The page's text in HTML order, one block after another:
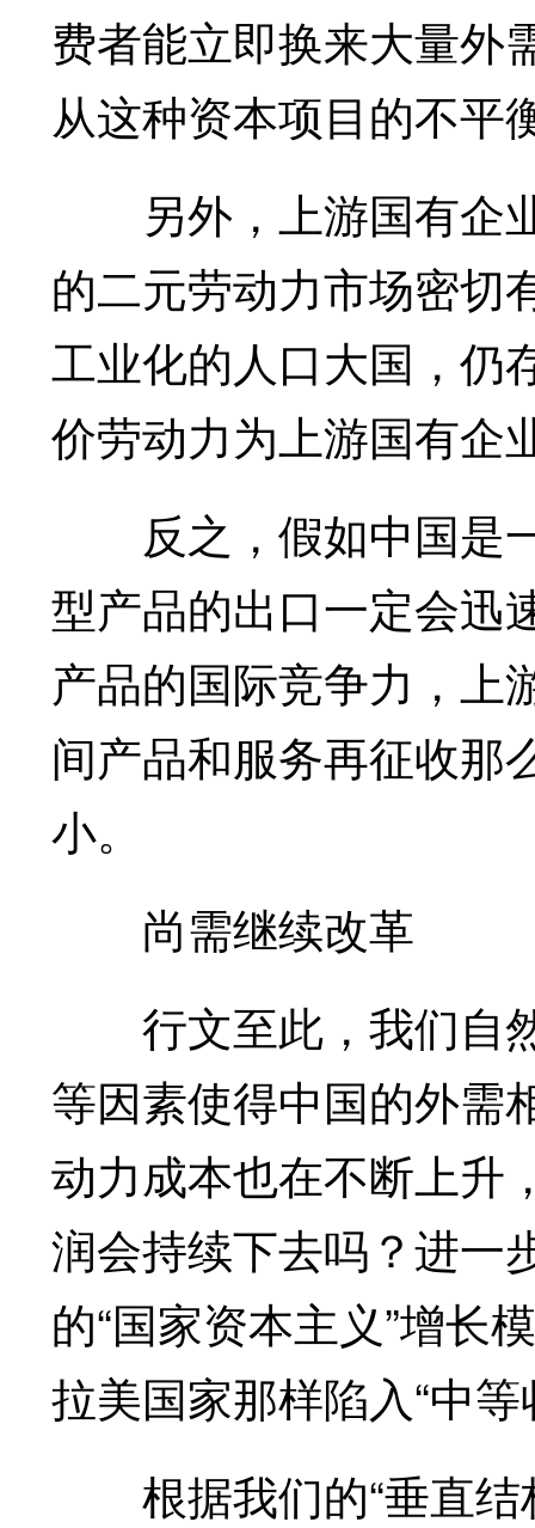
费者能立即换来大量外
从这种资本项目的不平
另外，上游国有企
的二元劳动力市场密切
工业化的人口大国，仍
价劳动力为上游国有企
反之，假如中国是
型产品的出口一定会迅
产品的国际竞争力，上
间产品和服务再征收那
小。
尚需继续改革
行文至此，我们自
等因素使得中国的外需
动力成本也在不断上升
润会持续下去吗？进一
的“国家资本主义”增长
拉美国家那样陷入“中
根据我们的“垂直结